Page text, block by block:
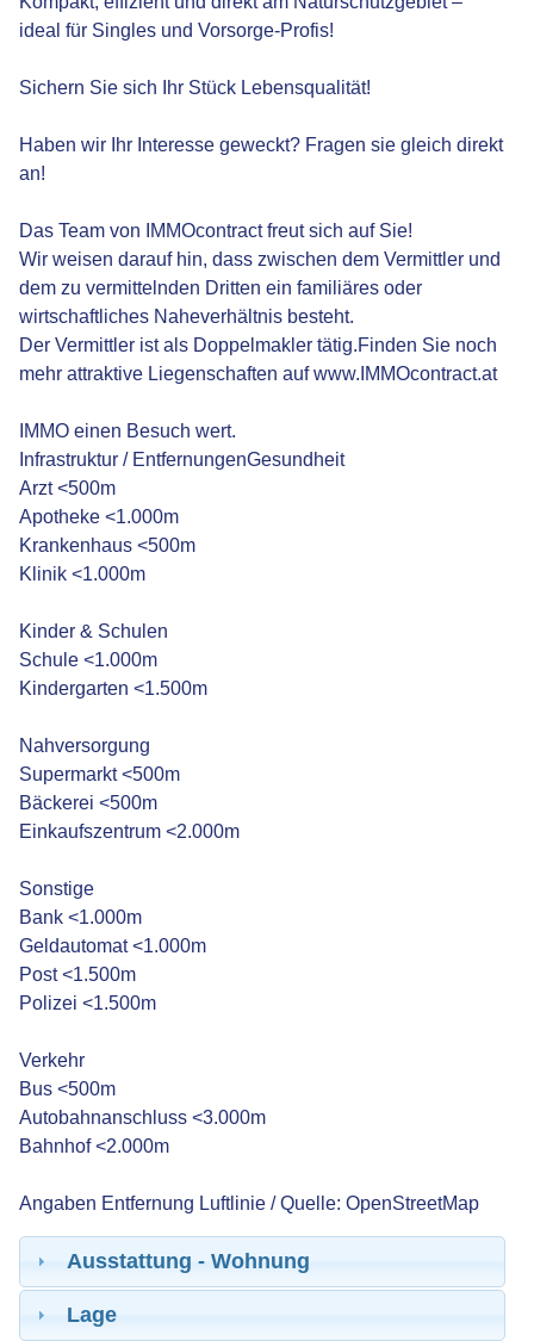
ideal für Singles und Vorsorge-Profis!
Sichern Sie sich Ihr Stück Lebensqualität!
Haben wir Ihr Interesse geweckt? Fragen sie gleich direkt
an!
Das Team von IMMOcontract freut sich auf Sie!
Wir weisen darauf hin, dass zwischen dem Vermittler und
dem zu vermittelnden Dritten ein familiäres oder
wirtschaftliches Naheverhältnis besteht.
Der Vermittler ist als Doppelmakler tätig.Finden Sie noch
mehr attraktive Liegenschaften auf www.IMMOcontract.at
IMMO einen Besuch wert.
Infrastruktur / EntfernungenGesundheit
Arzt <500m
Apotheke <1.000m
Krankenhaus <500m
Klinik <1.000m
Kinder & Schulen
Schule <1.000m
Kindergarten <1.500m
Nahversorgung
Supermarkt <500m
Bäckerei <500m
Einkaufszentrum <2.000m
Sonstige
Bank <1.000m
Geldautomat <1.000m
Post <1.500m
Polizei <1.500m
Verkehr
Bus <500m
Autobahnanschluss <3.000m
Bahnhof <2.000m
Angaben Entfernung Luftlinie / Quelle: OpenStreetMap
Ausstattung - Wohnung
Lage